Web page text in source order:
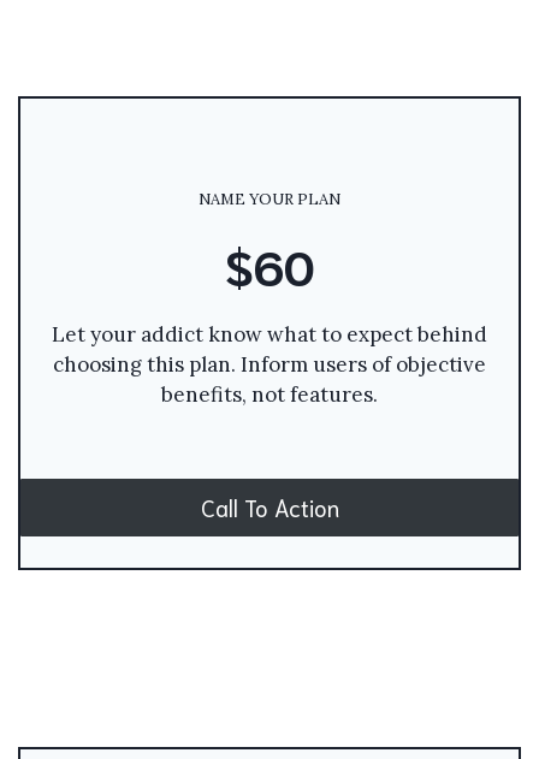
NAME YOUR PLAN
$60
Let your addict know what to expect behind
choosing this plan. Inform users of objective
benefits, not features.
Call To Action